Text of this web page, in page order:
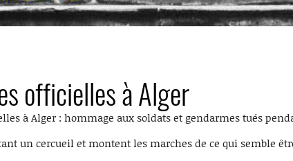
officielles à Alger
à Alger : hommage aux soldats et gendarmes tués
un cercueil et montent les marches de ce qui semble